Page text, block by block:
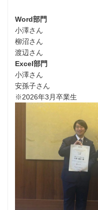
Word部門
小澤さん
柳沼さん
渡辺さん
Excel部門
小澤さん
安孫子さん
※2026年3月卒業生